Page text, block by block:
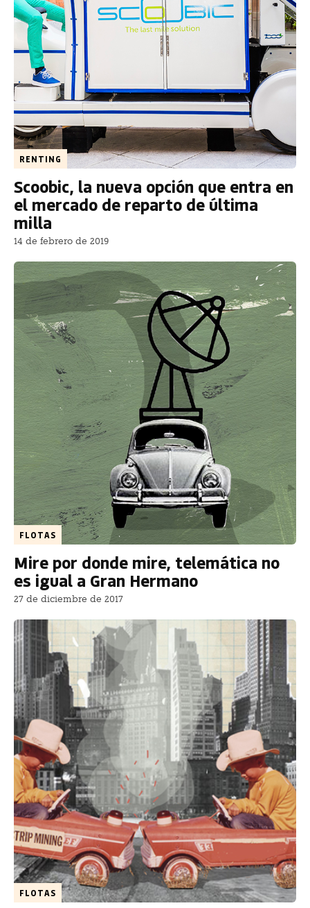
RENTING
Scoobic, la nueva opción que entra en
el mercado de reparto de última
milla
14 de febrero de 2019
FLOTAS
Mire por donde mire, telemática no
es igual a Gran Hermano
27 de diciembre de 2017
FLOTAS